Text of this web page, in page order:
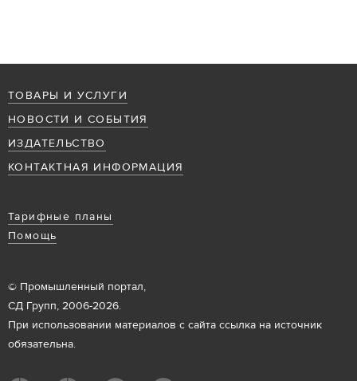
ТОВАРЫ И УСЛУГИ
НОВОСТИ И СОБЫТИЯ
ИЗДАТЕЛЬСТВО
КОНТАКТНАЯ ИНФОРМАЦИЯ
Тарифные планы
Помощь
© Промышленный портал,
СД Групп, 2006-2026.
При использовании материалов с сайта ссылка на источник
обязательна.